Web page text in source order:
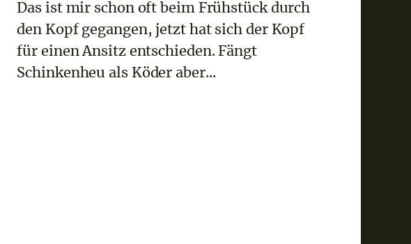
Das ist mir schon oft beim Frühstück durch
den Kopf gegangen, jetzt hat sich der Kopf
für einen Ansitz entschieden. Fängt
Schinkenheu als Köder aber...